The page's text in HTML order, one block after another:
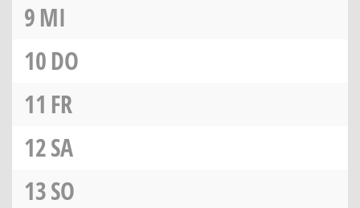
9MI
10DO
11 FR
12SA
13SO